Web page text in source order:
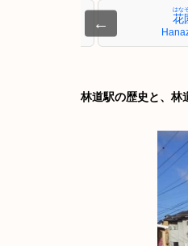
← 花
はな
林道駅の歴史と、林